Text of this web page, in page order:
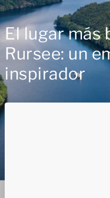
El lugar más
Rursee: un
inspirador